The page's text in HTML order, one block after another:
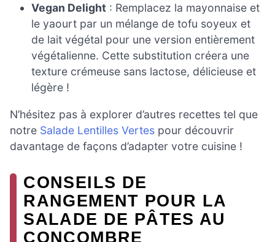
Vegan Delight : Remplacez la mayonnaise et
le yaourt par un mélange de tofu soyeux et
de lait végétal pour une version entièrement
végétalienne. Cette substitution créera une
texture crémeuse sans lactose, délicieuse et
légère !
N’hésitez pas à explorer d’autres recettes tel que
notre Salade Lentilles Vertes pour découvrir
davantage de façons d’adapter votre cuisine !
CONSEILS DE
RANGEMENT POUR LA
SALADE DE PÂTES AU
CONCOMBRE